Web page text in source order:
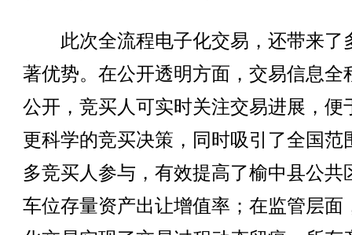
此次全流程电子化交易，还带来了
著优势。在公开透明方面，交易信息全
公开，竞买人可实时关注交易进展，便
更科学的竞买决策，同时吸引了全国范
多竞买人参与，有效提高了榆中县公共
车位存量资产出让增值率；在监管层面